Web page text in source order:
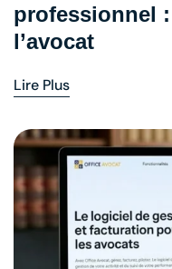
professionnel
l’avocat
Lire Plus